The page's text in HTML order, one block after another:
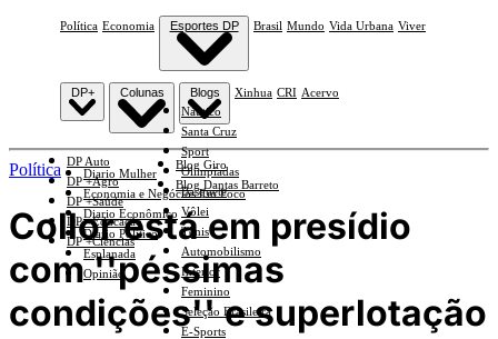
Política Economia Esportes DP
Náutico
Santa Cruz
Sport
Olimpíadas
Basquete
Vôlei
Tênis
Automobilismo
Interior
Feminino
Seleção Brasileira
E-Sports
Brasil Mundo Vida Urbana Viver
DP+
DP Auto
DP +Agro
DP +Saúde
DP +Educação
DP +Ciências
Colunas
Diario Mulher
Economia e Negócios Em Foco
Diario Econômico
Diario Político
Esplanada
Opinião
Blogs
Blog Giro
Blog Dantas Barreto
Xinhua CRI Acervo
Política
Collor está em presídio
com ''péssimas
condições'' e superlotação